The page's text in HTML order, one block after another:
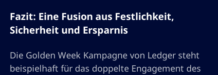
Fazit: Eine Fusion aus Festlichkeit,
Sicherheit und Ersparnis
Die Golden Week Kampagne von Ledger steht
beispielhaft für das doppelte Engagement des